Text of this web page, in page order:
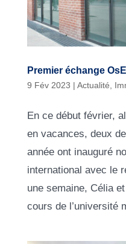
Premier échange
9 Fév 2023 | Actualité,
En ce début février,
en vacances, deux
année ont inauguré
international avec le
une semaine, Célia
cours de l’université